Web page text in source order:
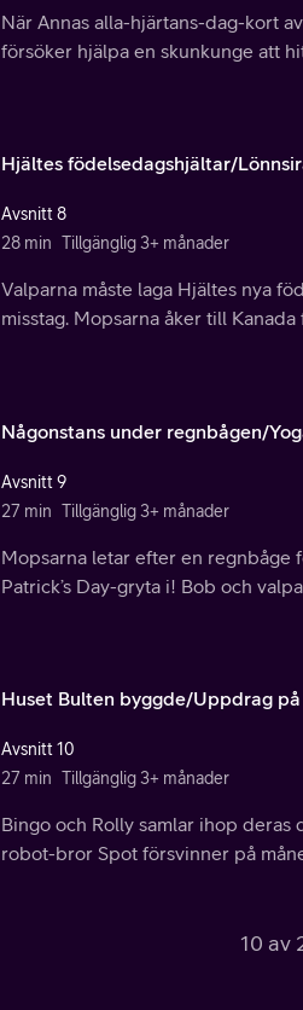
När Annas alla-hjärtans-dag-kort
försöker hjälpa en skunkunge att
Hjältes födelsedagshjältar/
Avsnitt 8
28 min Tillgänglig 3+ månader
Valparna måste laga Hjältes nya
misstag. Mopsarna åker till
Någonstans under regnbågen/
Avsnitt 9
27 min Tillgänglig 3+ månader
Mopsarna letar efter en regnbåge
Patrick’s Day-gryta i! Bob och
Huset Bulten byggde/Uppdrag på
Avsnitt 10
27 min Tillgänglig 3+ månader
Bingo och Rolly samlar ihop
robot-bror Spot försvinner på
10 av